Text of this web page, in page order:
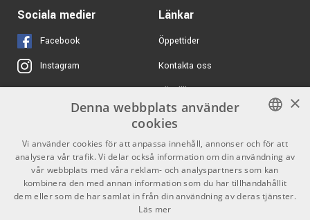
Sociala medier
Facebook
Instagram
X
Youtube
TikTok
Länkar
Öppettider
Kontakta oss
Köpvillkor
Butiken
Varumärken
GDPR & Cookies
Kontakt
SWEDISH
ENGLISH
×
Denna webbplats använder
cookies
Vi använder cookies för att anpassa innehåll, annonser och för att
analysera vår trafik. Vi delar också information om din användning av
vår webbplats med våra reklam- och analyspartners som kan
kombinera den med annan information som du har tillhandahållit
dem eller som de har samlat in från din användning av deras tjänster.
Läs mer